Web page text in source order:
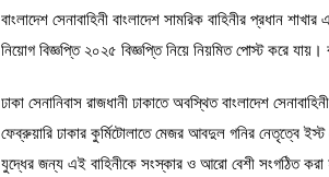
বাংলাদেশ সেনাবাহিনী বাংলাদেশ সামরিক বাহিনীর প্রধান
নিয়োগ বিজ্ঞপ্তি ২০২৫ বিজ্ঞপ্তি নিয়ে নিয়মিত পোস্ট করে যায়।
ঢাকা সেনানিবাস রাজধানী ঢাকাতে অবস্থিত বাংলাদেশ
ফেব্রুয়ারি ঢাকার কুর্মিটোলাতে মেজর আবদুল গনির নেতৃত্বে
যুদ্ধের জন্য এই বাহিনীকে সংস্কার ও আরো বেশী সংগঠিত করা